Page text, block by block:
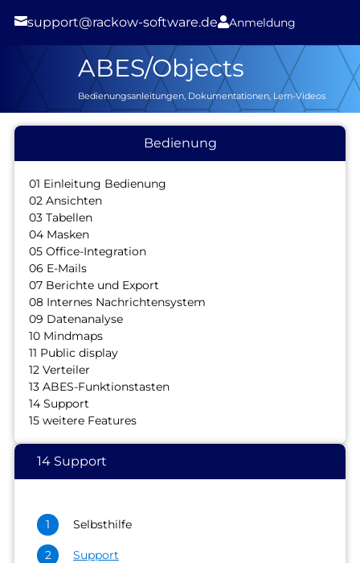
support@rackow-software.deAnmeldung
ABES/Objects
Bedienungsanleitungen, Dokumentationen, Lern-Videos
Bedienung
01 Einleitung Bedienung
02 Ansichten
03 Tabellen
04 Masken
05 Office-Integration
06 E-Mails
07 Berichte und Export
08 Internes Nachrichtensystem
09 Datenanalyse
10 Mindmaps
11 Public display
12 Verteiler
13 ABES-Funktionstasten
14 Support
15 weitere Features
14 Support
Selbsthilfe
Support